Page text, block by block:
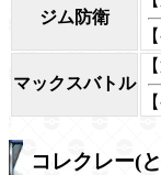
ジム防衛
マックスバトル
コレクレー(